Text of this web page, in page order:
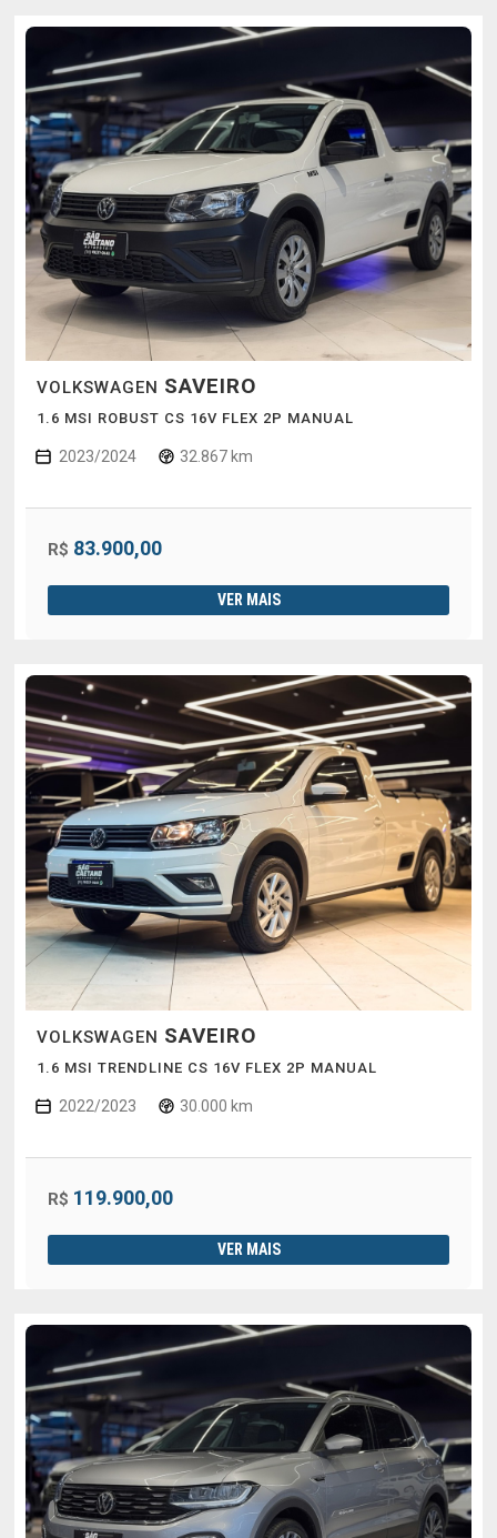
VOLKSWAGEN SAVEIRO
1.6 MSI ROBUST CS 16V FLEX 2P MANUAL
2023/2024 32.867 km
R$ 83.900,00
VER MAIS
VOLKSWAGEN SAVEIRO
1.6 MSI TRENDLINE CS 16V FLEX 2P MANUAL
2022/2023 30.000 km
R$ 119.900,00
VER MAIS